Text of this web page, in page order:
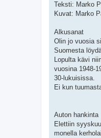
Teksti: Marko
Kuvat: Marko
Alkusanat
Olin jo vuosia
Suomesta
Lopulta kävi
vuosina 1948-
30-lukuisissa.
Ei kun
Auton hankinta
Elettiin
monella